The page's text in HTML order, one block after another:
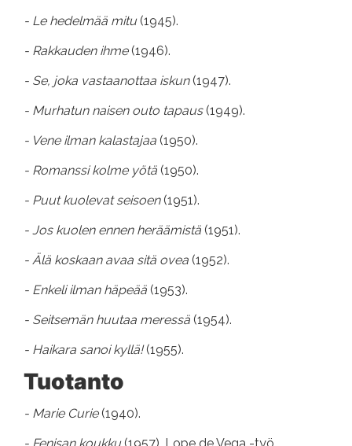
- Le hedelmää mitu (1945).
- Rakkauden ihme (1946).
- Se, joka vastaanottaa iskun (1947).
- Murhatun naisen outo tapaus (1949).
- Vene ilman kalastajaa (1950).
- Romanssi kolme yötä (1950).
- Puut kuolevat seisoen (1951).
- Jos kuolen ennen heräämistä (1951).
- Älä koskaan avaa sitä ovea (1952).
- Enkeli ilman häpeää (1953).
- Seitsemän huutaa meressä (1954).
- Haikara sanoi kyllä!(1955).
Tuotanto
- Marie Curie (1940).